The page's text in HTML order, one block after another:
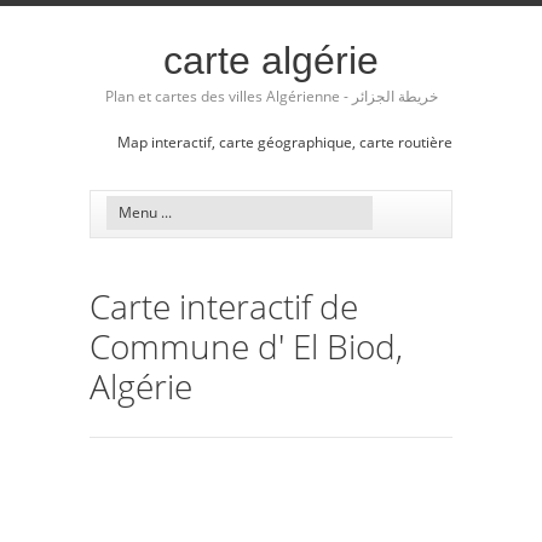
carte algérie
Plan et cartes des villes Algérienne - خريطة الجزائر
Map interactif, carte géographique, carte routière
Carte interactif de
Commune d' El Biod,
Algérie